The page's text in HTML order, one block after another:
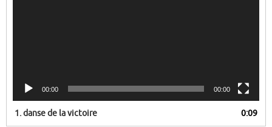
00:00 00:00
1.danse de la victoire 0:09